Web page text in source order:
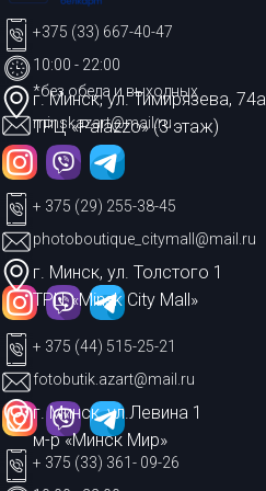
г. Минск, ул. Тимирязева, 74а
ТРЦ «Palazzo» (3 этаж)
+375 (33) 667-40-47
10:00 - 22:00
*без обеда и выходных
minskazart@mail.ru
г. Минск, ул. Толстого 1
ТРЦ «Minsk City Mall»
+ 375 (29) 255-38-45
photoboutique_citymall@mail.ru
г. Минск, ул.Левина 1
м-р «Минск Мир»
+ 375 (44) 515-25-21
fotobutik.azart@mail.ru
+ 375 (33) 361- 09-26